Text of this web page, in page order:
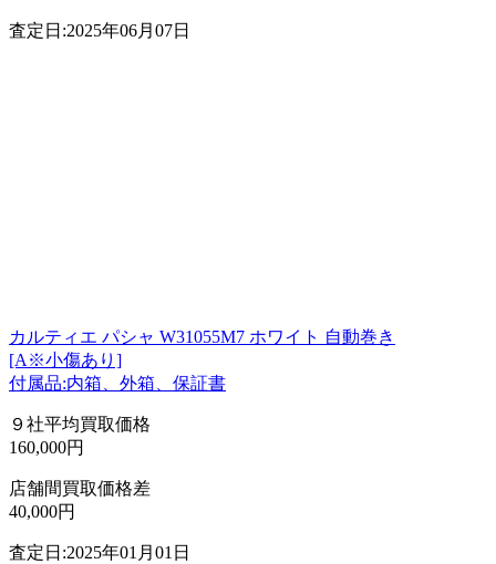
査定日:2025年06月07日
カルティエ パシャ W31055M7 ホワイト 自動巻き
[A※小傷あり]
付属品:内箱、外箱、保証書
９社平均買取価格
160,000円
店舗間買取価格差
40,000円
査定日:2025年01月01日